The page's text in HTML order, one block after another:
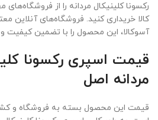
رکسونا کلینیکال مردانه را از
کالا خریداری کنید. فروشگاه‌های آنلاین
آسوکالا، این محصول را با تضمین کیفیت
قیمت اسپری رکسونا
مردانه اصل
قیمت این محصول بسته به فروشگاه و